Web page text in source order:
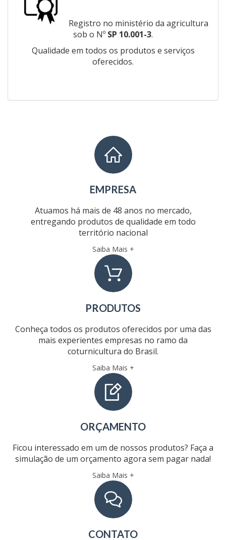
Registro no ministério da agricultura
sob o Nº SP 10.001-3.
Qualidade em todos os produtos e serviços
oferecidos.
EMPRESA
Atuamos há mais de 48 anos no mercado,
entregando produtos de qualidade em todo
território nacional
Saiba Mais +
PRODUTOS
Conheça todos os produtos oferecidos por uma das
mais experientes empresas no ramo da
coturnicultura do Brasil.
Saiba Mais +
ORÇAMENTO
Ficou interessado em um de nossos produtos? Faça a
simulação de um orçamento agora sem pagar nada!
Saiba Mais +
CONTATO